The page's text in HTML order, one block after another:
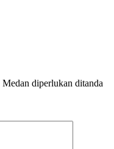
Medan diperlukan ditanda